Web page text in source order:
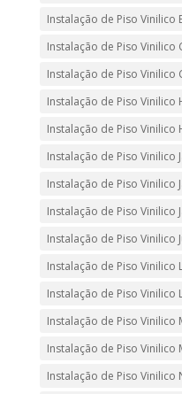
Instalação de Piso Vinilico
Instalação de Piso Vinilico
Instalação de Piso Vinilico
Instalação de Piso Vinilico
Instalação de Piso Vinilico
Instalação de Piso Vinilico
Instalação de Piso Vinilico
Instalação de Piso Vinilico
Instalação de Piso Vinilico
Instalação de Piso Vinilico
Instalação de Piso Vinilico
Instalação de Piso Vinilico
Instalação de Piso Vinilico
Instalação de Piso Vinilico